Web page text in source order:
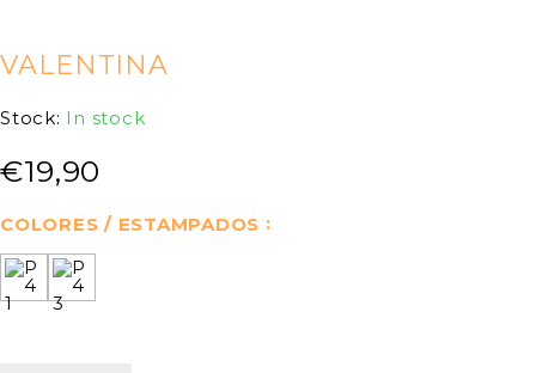
VALENTINA
Stock: In stock
€19,90
COLORES / ESTAMPADOS